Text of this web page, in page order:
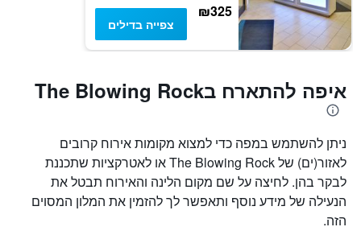
₪325
צפייה בדילים
איפה להתארח בThe Blowing Rock
ניתן להשתמש במפה כדי למצוא מקומות אירוח קרובים
לאזור(ים) של The Blowing Rock או לאטרקציות שתכננת
לבקר בהן. לחיצה על שם מקום הלינה והאירוח תבטל את
הנעילה של מידע נוסף ותאפשר לך להזמין את המלון המסוים
הזה.